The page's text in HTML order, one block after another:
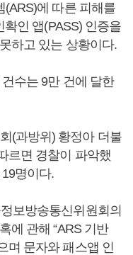
에 따른 피해를
인 앱(PASS) 인증을
하고 있는 상황이다.
수는 9만 건에 달한
(과방위) 황정아 더불
르면 경찰이 파악했
명이다.
보방송통신위원회의
에 관해 “ARS 기반
며 문자와 패스앱 인